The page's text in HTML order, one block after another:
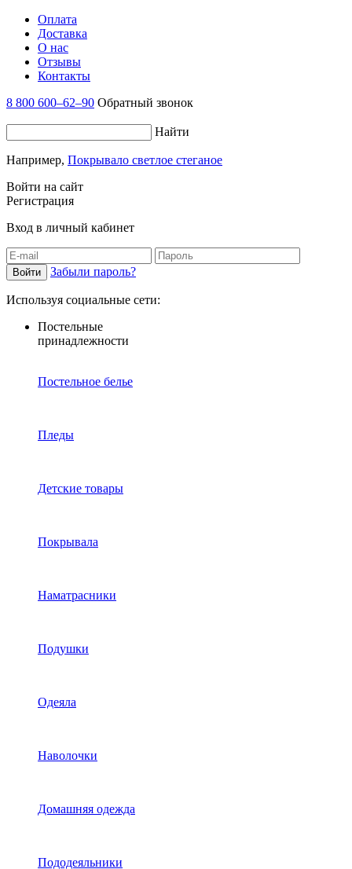
Оплата
Доставка
О нас
Отзывы
Контакты
8 800 600–62–90 Обратный звонок
Найти
Например, Покрывало светлое стеганое
Войти на сайт
Регистрация
Вход в личный кабинет
Забыли пароль?
Используя социальные сети:
Постельные
принадлежности
Постельное белье
Пледы
Детские товары
Покрывала
Наматрасники
Подушки
Одеяла
Наволочки
Домашняя одежда
Пододеяльники